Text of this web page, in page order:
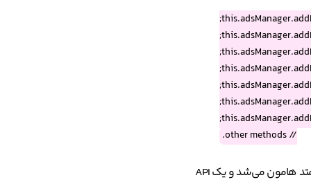
// other methods.
برای استفاده از APIهای این Eventها باید برای هر کدوم یک EventListener تعریف می‌کردیم که خودش موجب پیچیدگی و تودرتو شدن بی‌جهت متد هامون می‌شد و یک API